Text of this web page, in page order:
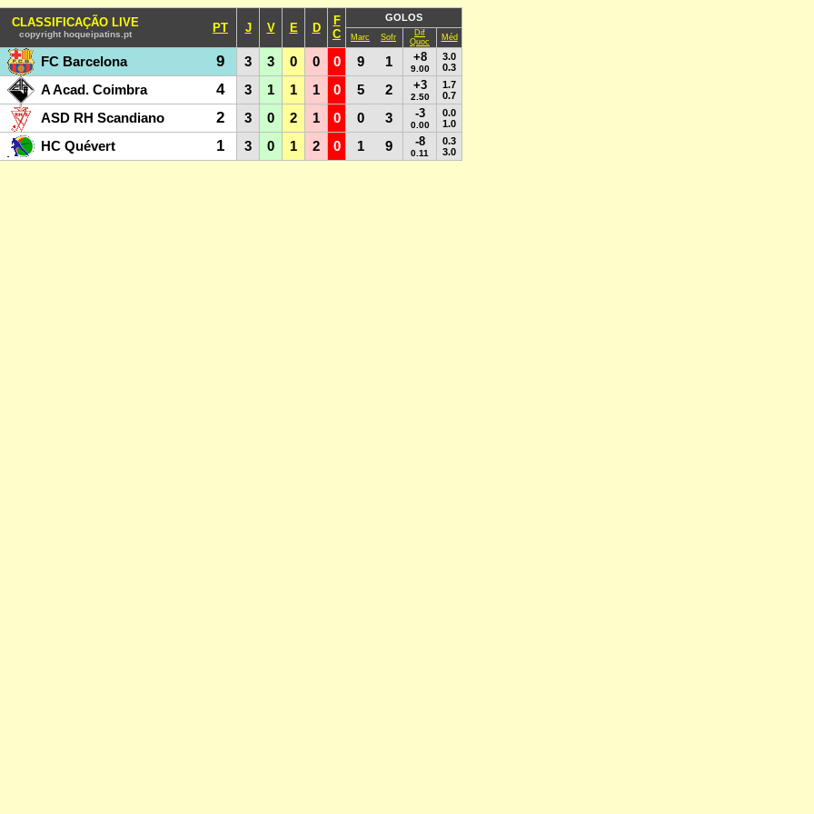
CLASSIFICAÇÃO LIVE
copyright hoqueipatins.pt PT J V E D
F
C
GOLOS
Marc Sofr
Dif
Quoc
Méd
FC Barcelona 9 3 3 0 0 0 9 1 +8
9.00
3.0
0.3
A Acad. Coimbra 4 3 1 1 1 0 5 2 +3
2.50
1.7
0.7
ASD RH Scandiano 2 3 0 2 1 0 0 3 -3
0.00
0.0
1.0
HC Quévert 1 3 0 1 2 0 1 9 -8
0.11
0.3
3.0